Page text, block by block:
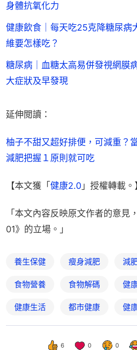
身體抗氧化力
健康飲食｜每天吃25克降糖尿病
維要怎樣吃？
糖尿病｜血糖太高易併發視網膜
大症狀及早發現
延伸閲讀：
柚子不甜又超好排便，可減重？
減肥把握１原則就可吃
【本文獲「 健康2.0 」授權轉載。
「本文內容反映原文作者的意見
01》的立場。」
養生保健 瘦身減肥 減
食物營養 食物解碼 健
健康生活 都市健康 健
6 0 0